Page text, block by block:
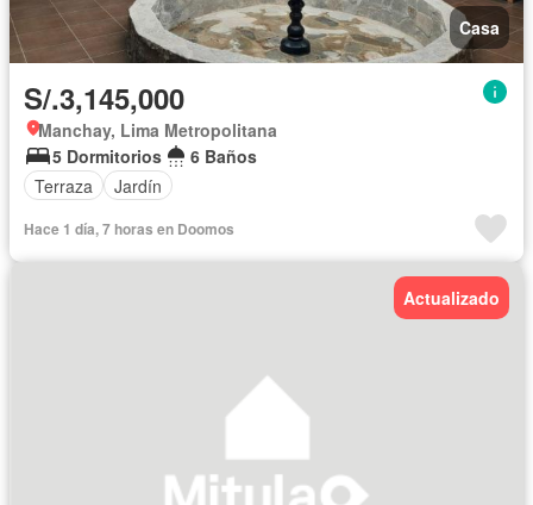
Casa
S/.3,145,000
Manchay, Lima Metropolitana
5 Dormitorios
6 Baños
Terraza
Jardín
Hace 1 día, 7 horas en Doomos
Actualizado